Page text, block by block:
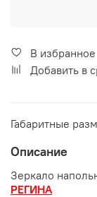
В избранное
Добавить в
Габаритные
Описание
Зеркало
РЕГИНА